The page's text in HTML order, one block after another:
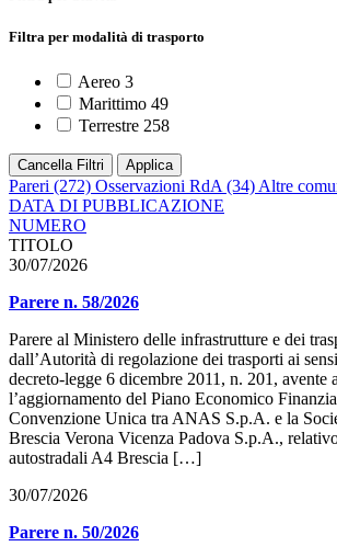
Filtra per modalità di trasporto
Aereo 3
Marittimo 49
Terrestre 258
Cancella Filtri Applica
Pareri (272) Osservazioni RdA (34) Altre
DATA DI PUBBLICAZIONE
NUMERO
TITOLO
30/07/2026
Parere n. 58/2026
Parere al Ministero delle infrastrutture e dei
dall’Autorità di regolazione dei trasporti ai
decreto-legge 6 dicembre 2011, n. 201, avente
l’aggiornamento del Piano Economico
Convenzione Unica tra ANAS S.p.A. e la
Brescia Verona Vicenza Padova S.p.A.,
autostradali A4 Brescia […]
30/07/2026
Parere n. 50/2026